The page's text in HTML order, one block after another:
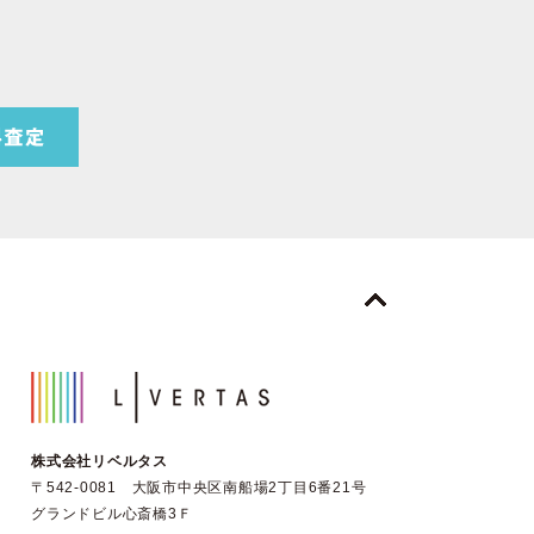
株式会社リベルタス
〒542-0081 大阪市中央区南船場2丁目6番21号
グランドビル心斎橋3Ｆ